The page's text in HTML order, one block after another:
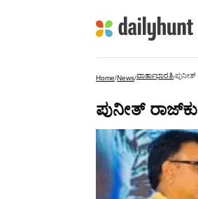
Home/News/ವಾರ್ತಾಭಾರತಿ/ಪುನೀತ್
ಪುನೀತ್